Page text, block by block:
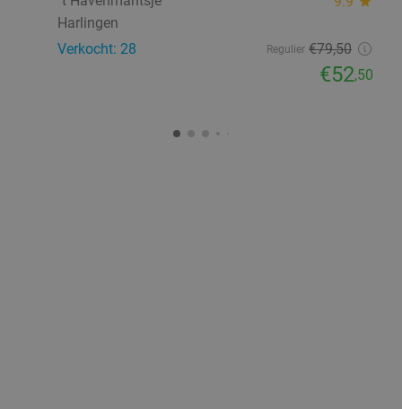
Harlingen
Verkocht: 28
Regulier €79,50
€52,50